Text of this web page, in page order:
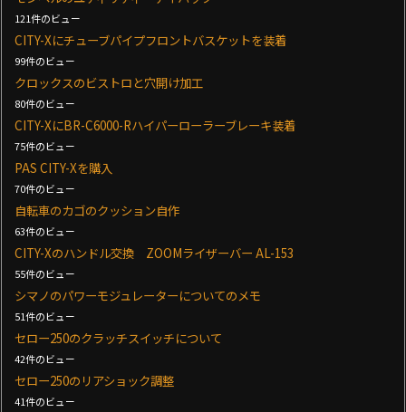
121件のビュー
CITY-Xにチューブパイプフロントバスケットを装着
99件のビュー
クロックスのビストロと穴開け加工
80件のビュー
CITY-XにBR-C6000-Rハイパーローラーブレーキ装着
75件のビュー
PAS CITY-Xを購入
70件のビュー
自転車のカゴのクッション自作
63件のビュー
CITY-Xのハンドル交換 ZOOMライザーバー AL-153
55件のビュー
シマノのパワーモジュレーターについてのメモ
51件のビュー
セロー250のクラッチスイッチについて
42件のビュー
セロー250のリアショック調整
41件のビュー